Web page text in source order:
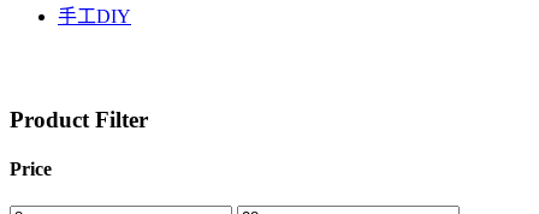
手工DIY
Product Filter
Price